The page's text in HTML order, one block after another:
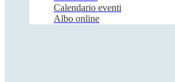
Calendario eventi
Albo online